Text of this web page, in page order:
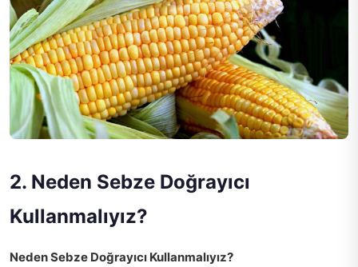
2. Neden Sebze Doğrayıcı
Kullanmalıyız?
Neden Sebze Doğrayıcı Kullanmalıyız?